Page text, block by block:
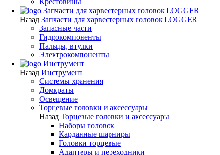
Запчасти для харвестерных головок LOGGER
Назад Запчасти для харвестерных головок LOGGER
Запасные части
Гидрокомпоненты
Пальцы, втулки
Электрокомпоненты
Инструмент
Назад Инструмент
Системы хранения
Домкраты
Освещение
Торцевые головки и аксессуары
Назад Торцевые головки и аксессуары
Наборы головок
Карданные шарниры
Головки торцевые
Адаптеры и переходники